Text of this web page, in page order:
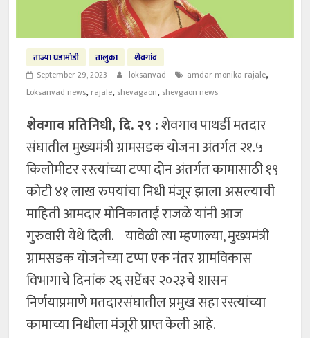
ताज्या घडामोडी तालुका
शेवगांव
September 29, 2023
loksanvad amdar monika rajale,
Loksanvad news, rajale, shevagaon, shevgaon news
शेवगाव प्रतिनिधी, दि. २९ :शेवगाव पाथर्डी मतदार
संघातील मुख्यमंत्री ग्रामसडक योजना अंतर्गत २१.५
किलोमीटर रस्त्यांच्या टप्पा दोन अंतर्गत कामासाठी १९
कोटी ४१ लाख रुपयांचा निधी मंजूर झाला असल्याची
माहिती आमदार मोनिकाताई राजळे यांनी आज
गुरुवारी येथे दिली. यावेळी त्या म्हणाल्या, मुख्यमंत्री
ग्रामसडक योजनेच्या टप्पा एक नंतर ग्रामविकास
विभागाचे दिनांक २६ सप्टेंबर २०२३चे शासन
निर्णयाप्रमाणे मतदारसंघातील प्रमुख सहा रस्त्यांच्या
कामाच्या निधीला मंजूरी प्राप्त केली आहे.